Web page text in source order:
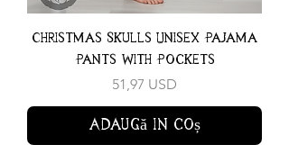
Christmas Skulls Unisex Pajama
Pants With Pockets
Preț
51,97 USD
Adaugă în coș